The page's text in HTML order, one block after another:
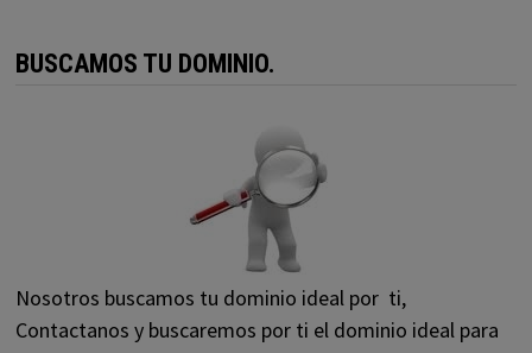
BUSCAMOS TU DOMINIO.
Nosotros buscamos tu dominio ideal por ti,
Contactanos y buscaremos por ti el dominio ideal para